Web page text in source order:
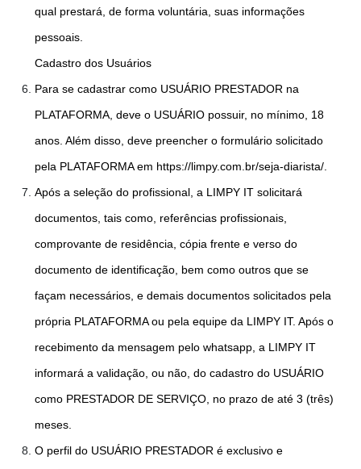
qual prestará, de forma voluntária, suas informações
pessoais.
Cadastro dos Usuários
Para se cadastrar como USUÁRIO PRESTADOR na
PLATAFORMA, deve o USUÁRIO possuir, no mínimo, 18
anos. Além disso, deve preencher o formulário solicitado
pela PLATAFORMA em https://limpy.com.br/seja-diarista/.
Após a seleção do profissional, a LIMPY IT solicitará
documentos, tais como, referências profissionais,
comprovante de residência, cópia frente e verso do
documento de identificação, bem como outros que se
façam necessários, e demais documentos solicitados pela
própria PLATAFORMA ou pela equipe da LIMPY IT. Após o
recebimento da mensagem pelo whatsapp, a LIMPY IT
informará a validação, ou não, do cadastro do USUÁRIO
como PRESTADOR DE SERVIÇO, no prazo de até 3 (três)
meses.
O perfil do USUÁRIO PRESTADOR é exclusivo e